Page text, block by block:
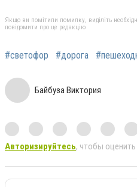
Якщо ви помітили помилку, виділіть
повідомити про це редакцію
#светофор #дорога
Байбуза Виктория
Авторизируйтесь, чтобы оценить